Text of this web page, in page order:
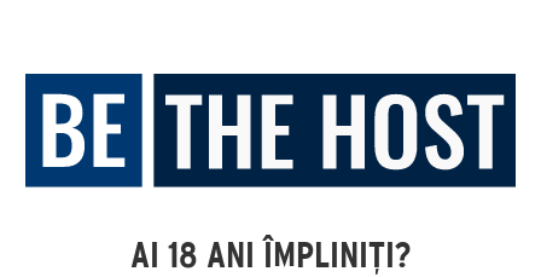
AI 18 ANI ÎMPLINIȚI?